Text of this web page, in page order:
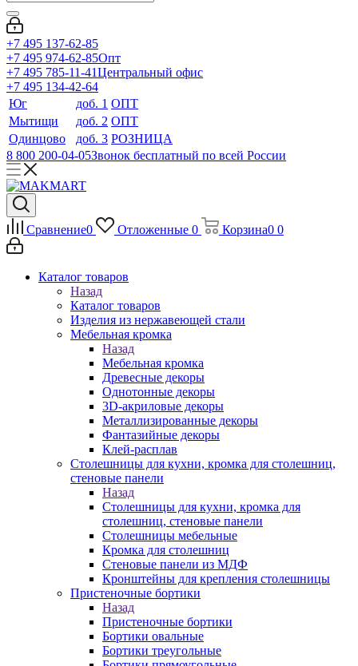
+7 495 137-62-85
+7 495 974-62-85Опт
+7 495 785-11-41Центральный офис
+7 495 134-42-64
Юг
доб. 1 ОПТ
Мытищи
доб. 2 ОПТ
Одинцово
доб. 3 РОЗНИЦА
8 800 200-04-05Звонок бесплатный по всей России
Сравнение0 Отложенные 0 Корзина0 0
Каталог товаров
Назад
Каталог товаров
Изделия из нержавеющей стали
Мебельная кромка
Назад
Мебельная кромка
Древесные декоры
Однотонные декоры
3D-акриловые декоры
Металлизированные декоры
Фантазийные декоры
Клей-расплав
Столешницы для кухни, кромка для столешниц,
стеновые панели
Назад
Столешницы для кухни, кромка для
столешниц, стеновые панели
Столешницы мебельные
Кромка для столешниц
Стеновые панели из МДФ
Кронштейны для крепления столешницы
Пристеночные бортики
Назад
Пристеночные бортики
Бортики овальные
Бортики треугольные